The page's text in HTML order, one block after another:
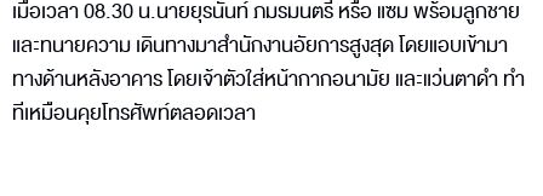
เมื่อเวลา 08.30 น.นายยุรนันท์ ภมรมนตรี หรือ แซม พร้อมลูกชาย
และทนายความ เดินทางมาสำนักงานอัยการสูงสุด โดยแอบเข้ามา
ทางด้านหลังอาคาร โดยเจ้าตัวใส่หน้ากากอนามัย และแว่นตาดำ ทำ
ทีเหมือนคุยโทรศัพท์ตลอดเวลา